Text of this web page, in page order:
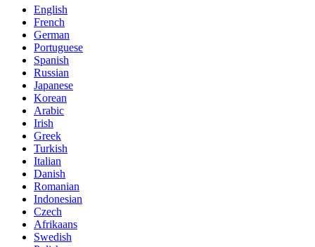
English
French
German
Portuguese
Spanish
Russian
Japanese
Korean
Arabic
Irish
Greek
Turkish
Italian
Danish
Romanian
Indonesian
Czech
Afrikaans
Swedish